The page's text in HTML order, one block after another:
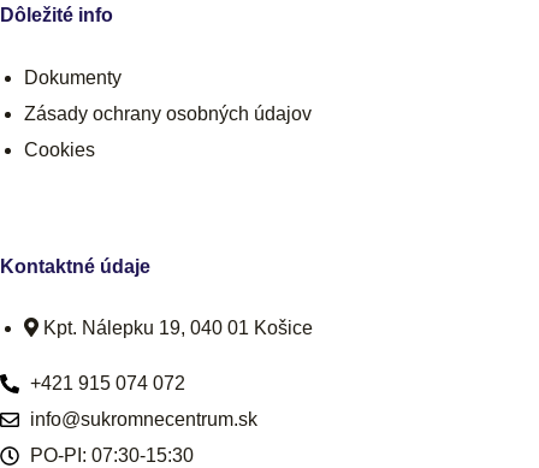
Dôležité info
Dokumenty
Zásady ochrany osobných údajov
Cookies
Kontaktné údaje
Kpt. Nálepku 19, 040 01 Košice
+421 915 074 072
info@sukromnecentrum.sk
PO-PI: 07:30-15:30